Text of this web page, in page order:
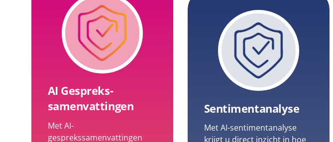
AI Gespreks-
samenvattingen
Met AI-
gesprekssamenvattingen
Sentimentanalyse
Met AI-sentimentanalyse
krijgt u direct inzicht in hoe